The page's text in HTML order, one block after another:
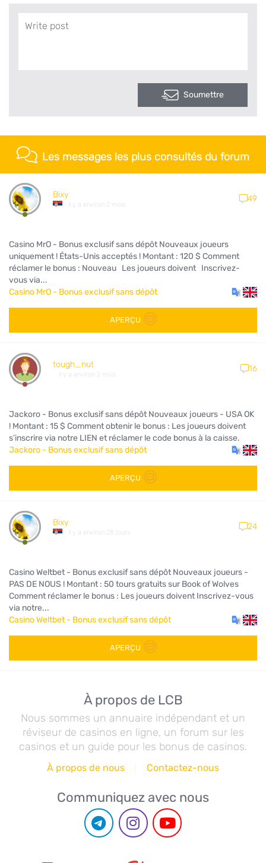
Soumettre
Les messages les plus consultés du forum
Bixy
il y a environ 2 mois
49
Casino MrO - Bonus exclusif sans dépôt Nouveaux joueurs
uniquement ! États-Unis acceptés ! Montant : 120 $ Comment
réclamer le bonus : Nouveau Les joueurs doivent Inscrivez-
vous via...
Casino MrO - Bonus exclusif sans dépôt
APERÇU
tough_nut
il y a environ 2 mois
16
Jackoro - Bonus exclusif sans dépôt Nouveaux joueurs - USA OK
! Montant : 15 $ Comment obtenir le bonus : Les joueurs doivent
s’inscrire via notre LIEN et réclamer le code bonus à la caisse.
Jackoro - Bonus exclusif sans dépôt
APERÇU
Bixy
il y a environ 28 jours
24
Casino Weltbet - Bonus exclusif sans dépôt Nouveaux joueurs -
PAS DE NOUS ! Montant : 50 tours gratuits sur Book of Wolves
Comment réclamer le bonus : Les joueurs doivent Inscrivez-vous
via notre...
Casino Weltbet - Bonus exclusif sans dépôt
APERÇU
À propos de LCB
Nous sommes un annuaire indépendant et un
réviseur de casinos en ligne, un forum sur les
casinos et un guide pour les bonus de casinos.
À propos de nous Contactez-nous
Communiquez avec nous